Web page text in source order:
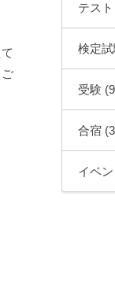
テス
検定
受験
合宿
イベ